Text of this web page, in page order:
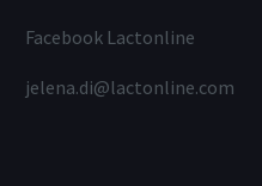
Facebook Lactonline
jelena.di@lactonline.com